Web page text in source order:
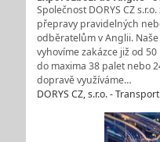
Společnost DORYS CZ
přepravy pravidelných
odběratelům v Anglii.
vyhovíme zakázce již od
do maxima 38 palet nebo
dopravě využíváme…
DORYS CZ, s.r.o. -